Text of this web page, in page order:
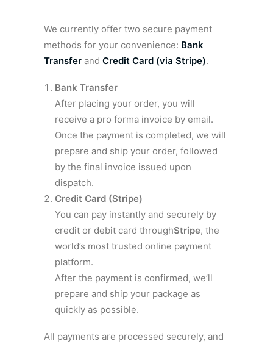
We currently offer two secure payment
methods for your convenience: Bank
Transfer and Credit Card (via Stripe).
Bank Transfer
After placing your order, you will
receive a pro forma invoice by email.
Once the payment is completed, we will
prepare and ship your order, followed
by the final invoice issued upon
dispatch.
Credit Card (Stripe)
You can pay instantly and securely by
credit or debit card throughStripe, the
world’s most trusted online payment
platform.
After the payment is confirmed, we’ll
prepare and ship your package as
quickly as possible.
All payments are processed securely, and